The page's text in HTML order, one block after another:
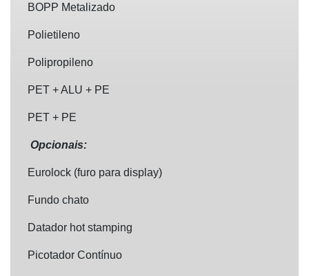
BOPP Metalizado
Polietileno
Polipropileno
PET + ALU + PE
PET + PE
Opcionais:
Eurolock (furo para display)
Fundo chato
Datador hot stamping
Picotador Contínuo